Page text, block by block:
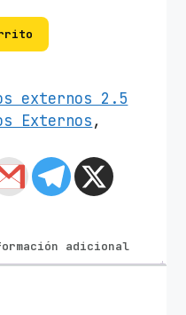
externos 2.5
Externos,
adicional